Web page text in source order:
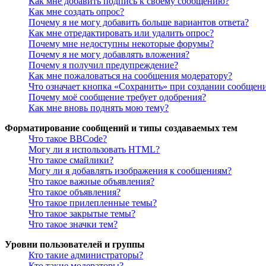
Как мне создать опрос?
Почему я не могу добавить больше вариантов ответа?
Как мне отредактировать или удалить опрос?
Почему мне недоступны некоторые форумы?
Почему я не могу добавлять вложения?
Почему я получил предупреждение?
Как мне пожаловаться на сообщения модератору?
Что означает кнопка «Сохранить» при создании
Почему моё сообщение требует одобрения?
Как мне вновь поднять мою тему?
Форматирование сообщений и типы создаваемых тем
Что такое BBCode?
Могу ли я использовать HTML?
Что такое смайлики?
Могу ли я добавлять изображения к сообщениям?
Что такое важные объявления?
Что такое объявления?
Что такое прилепленные темы?
Что такое закрытые темы?
Что такое значки тем?
Уровни пользователей и группы
Кто такие администраторы?